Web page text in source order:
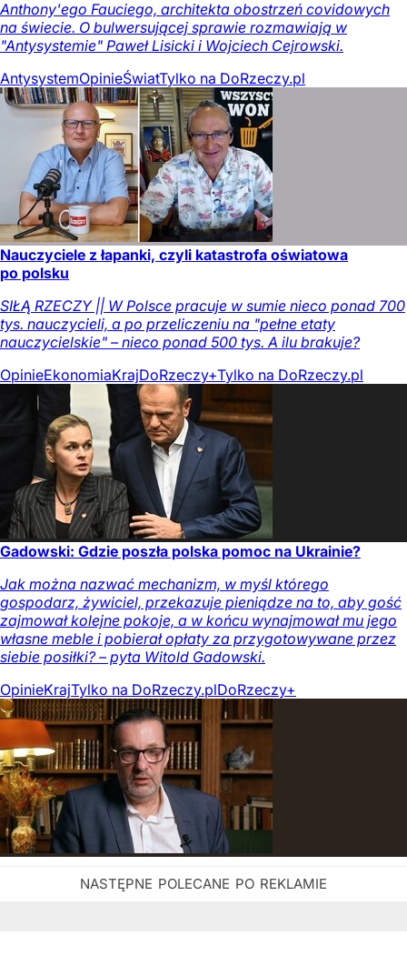
Anthony'ego Fauciego, architekta obostrzeń covidowych
na świecie. O bulwersującej sprawie rozmawiają w
"Antysystemie" Paweł Lisicki i Wojciech Cejrowski.
AntysystemOpinieŚwiatTylko na DoRzeczy.pl
Nauczyciele z łapanki, czyli katastrofa oświatowa
po polsku
SIŁĄ RZECZY || W Polsce pracuje w sumie nieco ponad 700
tys. nauczycieli, a po przeliczeniu na "pełne etaty
nauczycielskie" – nieco ponad 500 tys. A ilu brakuje?
OpinieEkonomiaKrajDoRzeczy+Tylko na DoRzeczy.pl
Gadowski: Gdzie poszła polska pomoc na Ukrainie?
Jak można nazwać mechanizm, w myśl którego
gospodarz, żywiciel, przekazuje pieniądze na to, aby gość
zajmował kolejne pokoje, a w końcu wynajmował mu jego
własne meble i pobierał opłaty za przygotowywane przez
siebie posiłki? – pyta Witold Gadowski.
OpinieKrajTylko na DoRzeczy.plDoRzeczy+